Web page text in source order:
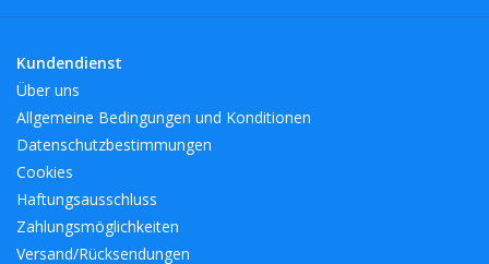
Kundendienst
Über uns
Allgemeine Bedingungen und Konditionen
Datenschutzbestimmungen
Cookies
Haftungsausschluss
Zahlungsmöglichkeiten
Versand/Rücksendungen